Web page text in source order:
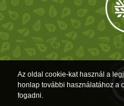
Az oldal cookie-kat használ a
honlap további használatához a
fogadni.